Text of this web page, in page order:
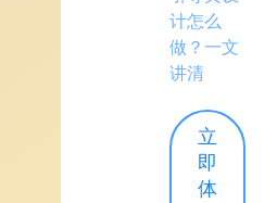
计怎么
做？一文
讲清
立
即
体